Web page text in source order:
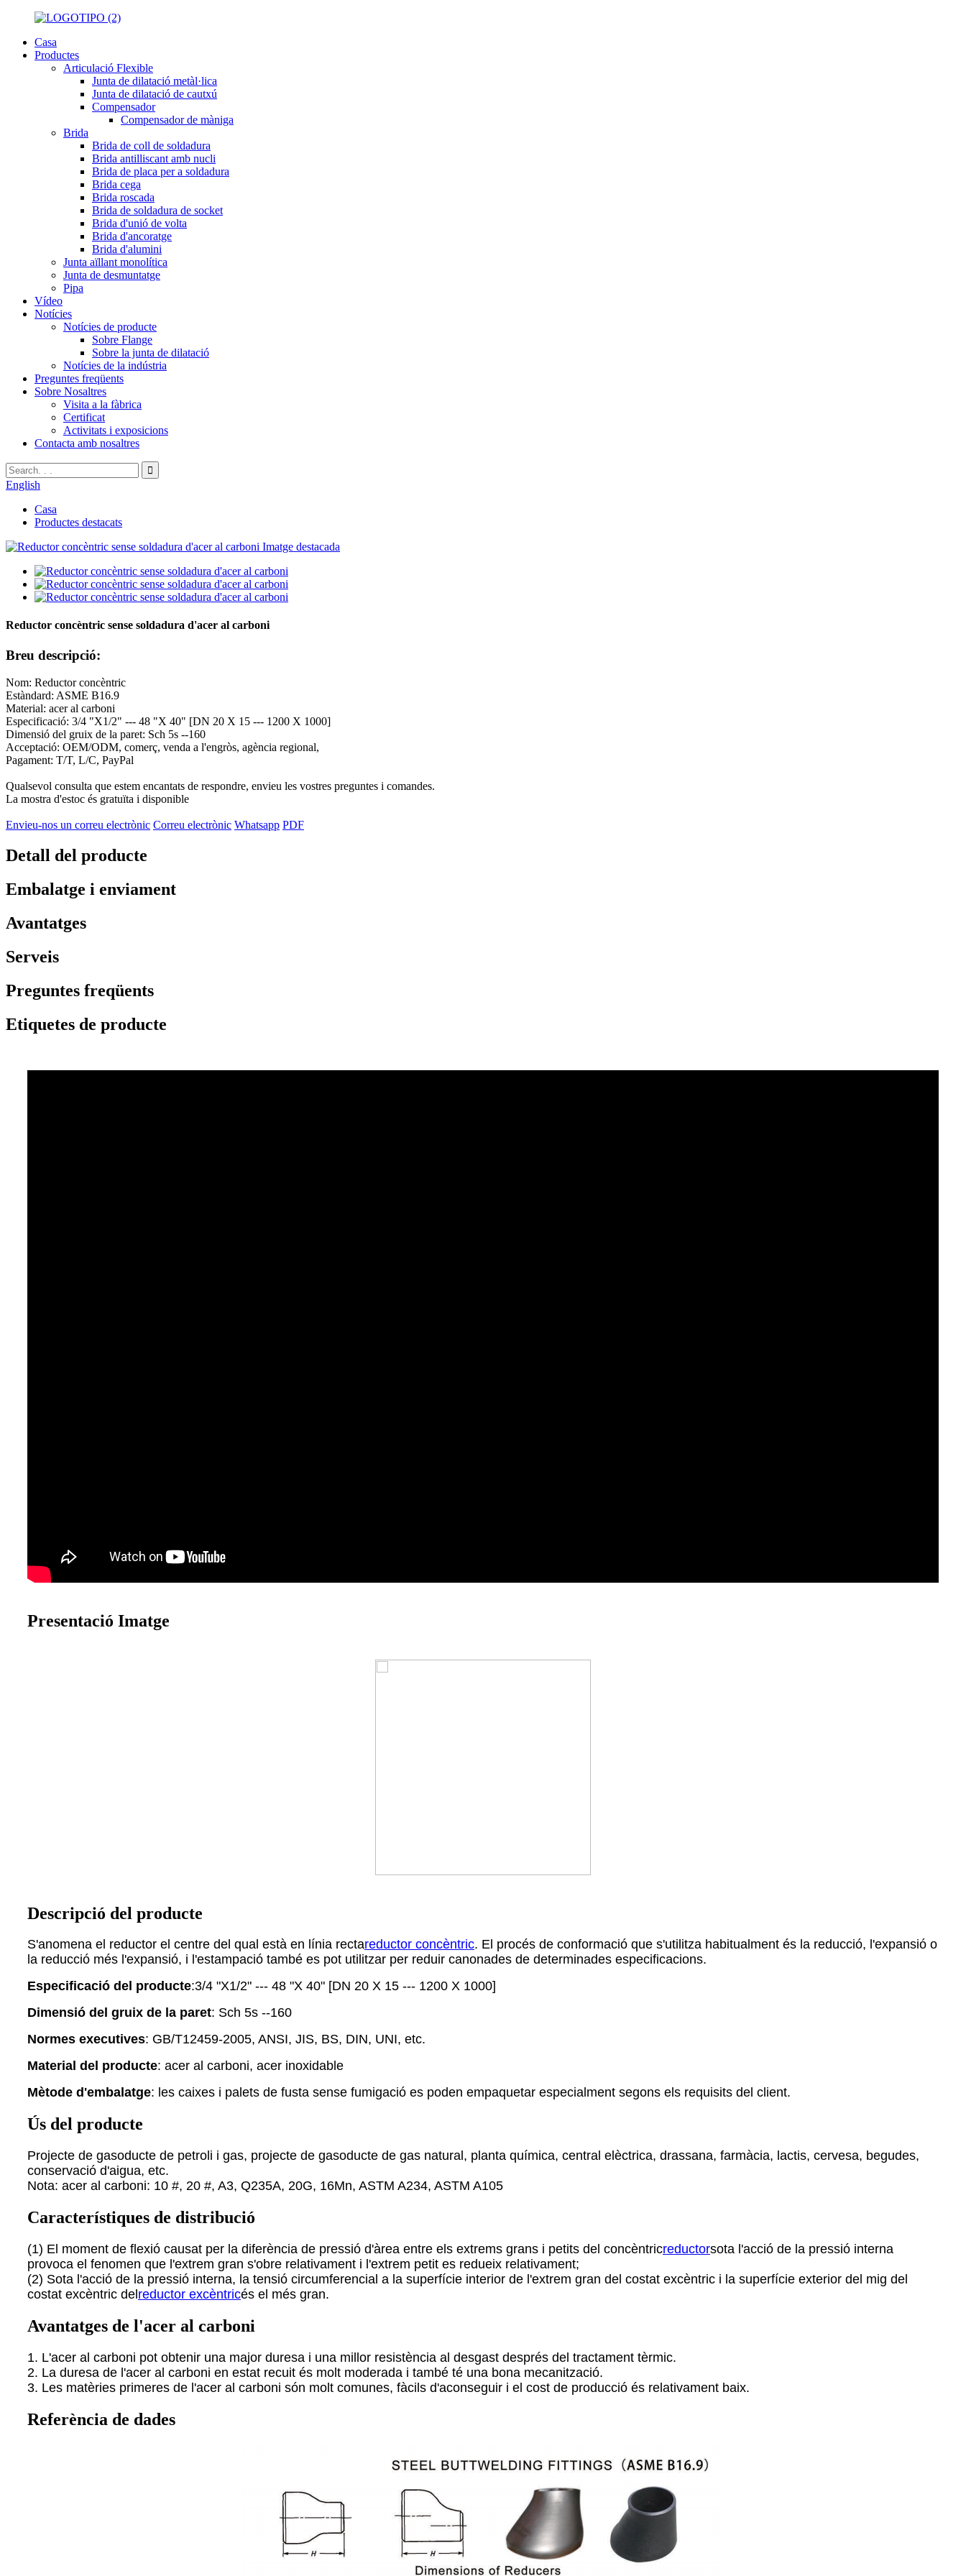
Casa
Productes
Articulació Flexible
Junta de dilatació metàl·lica
Junta de dilatació de cautxú
Compensador
Compensador de màniga
Brida
Brida de coll de soldadura
Brida antilliscant amb nucli
Brida de placa per a soldadura
Brida cega
Brida roscada
Brida de soldadura de socket
Brida d'unió de volta
Brida d'ancoratge
Brida d'alumini
Junta aïllant monolítica
Junta de desmuntatge
Pipa
Vídeo
Notícies
Notícies de producte
Sobre Flange
Sobre la junta de dilatació
Notícies de la indústria
Preguntes freqüents
Sobre Nosaltres
Visita a la fàbrica
Certificat
Activitats i exposicions
Contacta amb nosaltres
English
Casa
Productes destacats
Reductor concèntric sense soldadura d'acer al carboni
Breu descripció:
Nom: Reductor concèntric
Estàndard: ASME B16.9
Material: acer al carboni
Especificació: 3/4 "X1/2" --- 48 "X 40" [DN 20 X 15 --- 1200 X 1000]
Dimensió del gruix de la paret: Sch 5s --160
Acceptació: OEM/ODM, comerç, venda a l'engròs, agència regional,
Pagament: T/T, L/C, PayPal
Qualsevol consulta que estem encantats de respondre, envieu les vostres preguntes i comandes.
La mostra d'estoc és gratuïta i disponible
Envieu-nos un correu electrònic Correu electrònic Whatsapp PDF
Detall del producte
Embalatge i enviament
Avantatges
Serveis
Preguntes freqüents
Etiquetes de producte
Presentació Imatge
Descripció del producte
S'anomena el reductor el centre del qual està en línia rectareductor concèntric. El procés de conformació que s'utilitza habitualment és la reducció, l'expansió o
la reducció més l'expansió, i l'estampació també es pot utilitzar per reduir canonades de determinades especificacions.
Especificació del producte:3/4 "X1/2" --- 48 "X 40" [DN 20 X 15 --- 1200 X 1000]
Dimensió del gruix de la paret: Sch 5s --160
Normes executives: GB/T12459-2005, ANSI, JIS, BS, DIN, UNI, etc.
Material del producte: acer al carboni, acer inoxidable
Mètode d'embalatge: les caixes i palets de fusta sense fumigació es poden empaquetar especialment segons els requisits del client.
Ús del producte
Projecte de gasoducte de petroli i gas, projecte de gasoducte de gas natural, planta química, central elèctrica, drassana, farmàcia, lactis, cervesa, begudes,
conservació d'aigua, etc.
Nota: acer al carboni: 10 #, 20 #, A3, Q235A, 20G, 16Mn, ASTM A234, ASTM A105
Característiques de distribució
(1) El moment de flexió causat per la diferència de pressió d'àrea entre els extrems grans i petits del concèntricreductorsota l'acció de la pressió interna
provoca el fenomen que l'extrem gran s'obre relativament i l'extrem petit es redueix relativament;
(2) Sota l'acció de la pressió interna, la tensió circumferencial a la superfície interior de l'extrem gran del costat excèntric i la superfície exterior del mig del
costat excèntric del reductor excèntricés el més gran.
Avantatges de l'acer al carboni
1. L'acer al carboni pot obtenir una major duresa i una millor resistència al desgast després del tractament tèrmic.
2. La duresa de l'acer al carboni en estat recuit és molt moderada i també té una bona mecanització.
3. Les matèries primeres de l'acer al carboni són molt comunes, fàcils d'aconseguir i el cost de producció és relativament baix.
Referència de dades